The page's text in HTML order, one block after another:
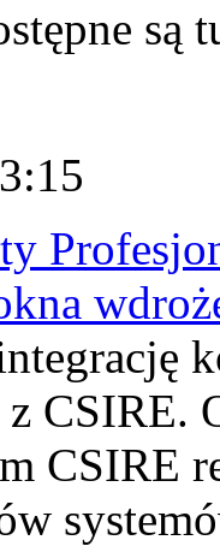
są
CSIRE.
CSIRE